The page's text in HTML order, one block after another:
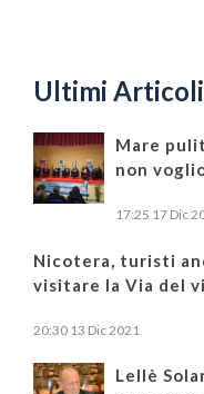
Ultimi Articoli
Mare
non
17:25 17 Dic
Nicotera, turisti
visitare la Via del
20:30 13 Dic 2021
Lellè